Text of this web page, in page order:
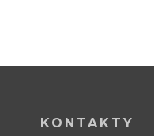
KONTAKTY